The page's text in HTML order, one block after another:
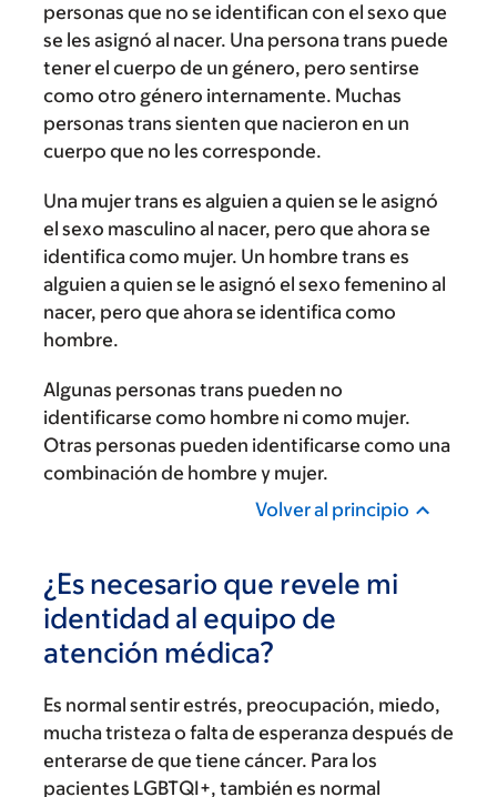
personas que no se identifican con el sexo que
se les asignó al nacer. Una persona trans puede
tener el cuerpo de un género, pero sentirse
como otro género internamente. Muchas
personas trans sienten que nacieron en un
cuerpo que no les corresponde.
Una mujer trans es alguien a quien se le asignó
el sexo masculino al nacer, pero que ahora se
identifica como mujer. Un hombre trans es
alguien a quien se le asignó el sexo femenino al
nacer, pero que ahora se identifica como
hombre.
Algunas personas trans pueden no
identificarse como hombre ni como mujer.
Otras personas pueden identificarse como una
combinación de hombre y mujer.
Volver al principio
¿Es necesario que revele mi
identidad al equipo de
atención médica?
Es normal sentir estrés, preocupación, miedo,
mucha tristeza o falta de esperanza después de
enterarse de que tiene cáncer. Para los
pacientes LGBTQI+, también es normal